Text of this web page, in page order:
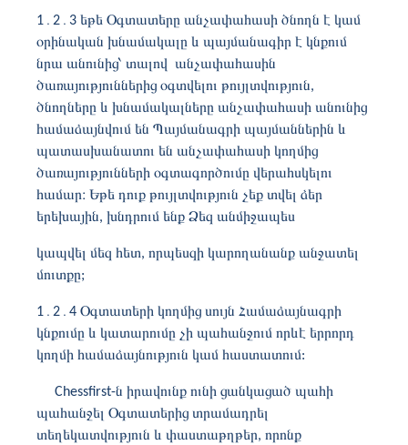
1 ․2․3 եթե Օգտատերը անչափահասի ծնողն է կամ
օրինական խնամակալը և պայմանագիր է կնքում
նրա անունից՝ տալով անչափահասին
ծառայություններից օգտվելու թույլտվություն,
ծնողները և խնամակալները անչափահասի անունից
համաձայնվում են Պայմանագրի պայմաններին և
պատասխանատու են անչափահասի կողմից
ծառայությունների օգտագործումը վերահսկելու
համար։ Եթե ​​դուք թույլտվություն չեք տվել ձեր
երեխային, խնդրում ենք Ձեզ անմիջապես
կապվել մեզ հետ, որպեսզի կարողանանք անջատել
մուտքը;
1 ․2․4 Օգտատերի կողմից սույն Համաձայնագրի
կնքումը և կատարումը չի պահանջում որևէ երրորդ
կողմի համաձայնություն կամ հաստատում:
Chessfirst-ն իրավունք ունի ցանկացած պահի
պահանջել Օգտատերից տրամադրել
տեղեկատվություն և փաստաթղթեր, որոնք